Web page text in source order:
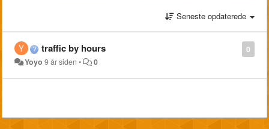
Seneste opdaterede
0
traffic by hours
Yoyo 9 år siden • 0